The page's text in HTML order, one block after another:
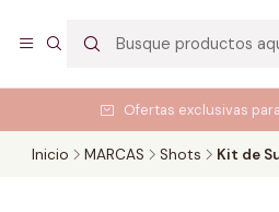
Ofertas exclusivas para
Inicio MARCAS Shots Kit de